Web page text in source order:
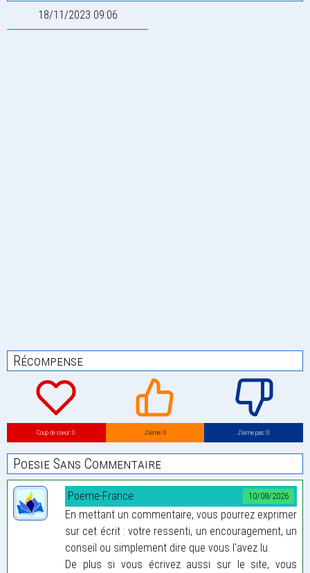
18/11/2023 09:06
Récompense
Coup de coeur: 0 J’aime: 0 J’aime pas: 0
Poesie Sans Commentaire
10/08/2026
Poeme-France
En mettant un commentaire, vous pourrez exprimer
sur cet écrit : votre ressenti, un encouragement, un
conseil ou simplement dire que vous l'avez lu.
De plus si vous écrivez aussi sur le site, vous